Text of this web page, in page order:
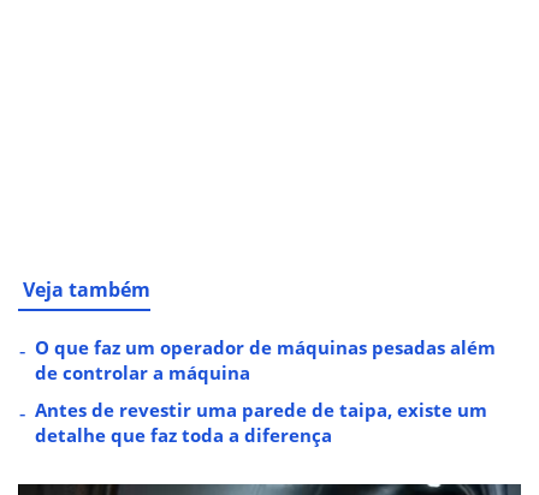
Veja também
O que faz um operador de máquinas pesadas além
de controlar a máquina
Antes de revestir uma parede de taipa, existe um
detalhe que faz toda a diferença